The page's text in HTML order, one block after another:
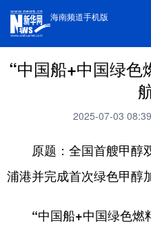
海南频道手机版
“中国船+中国绿色
2025-07-03
原题：全国首艘甲醇
浦港并完成首次绿色甲醇
“中国船+中国绿色燃